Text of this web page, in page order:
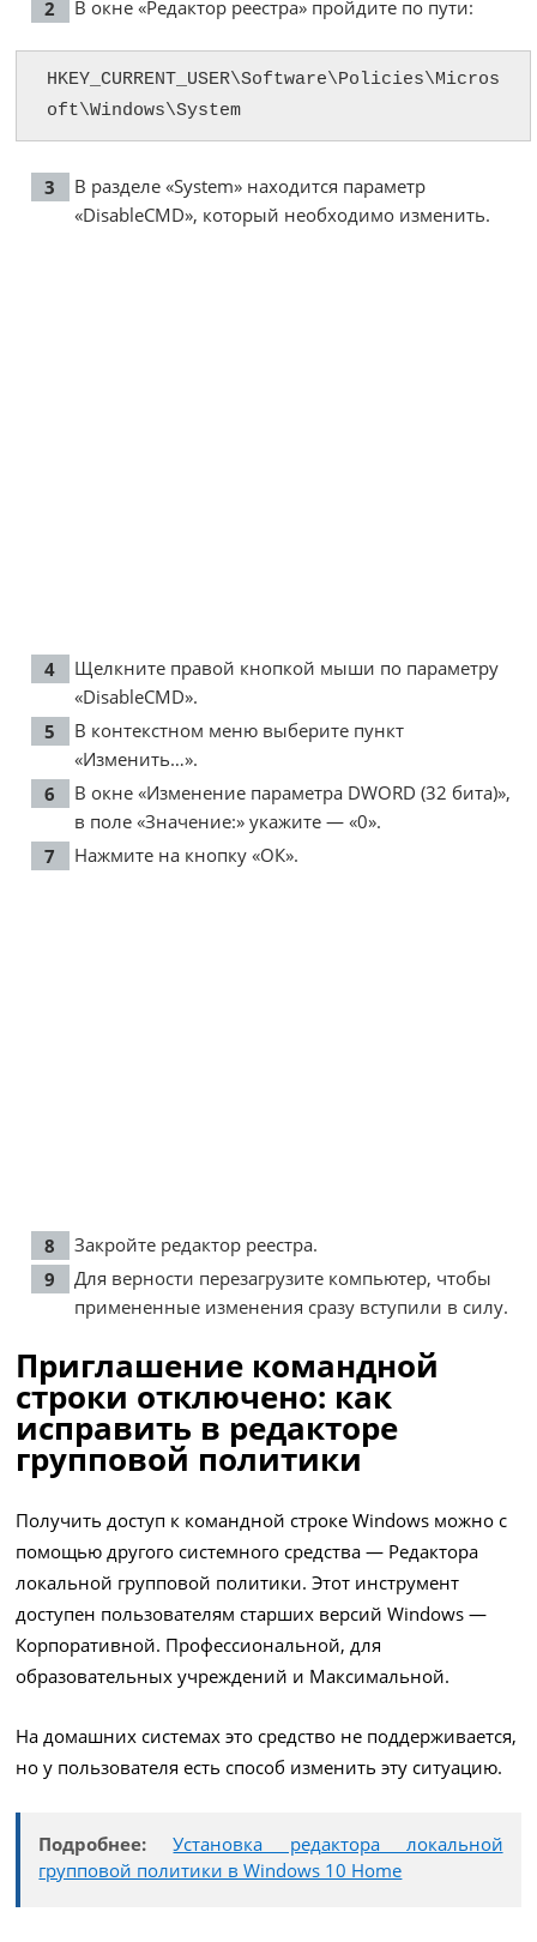
В окне «Редактор реестра» пройдите по пути:
HKEY_CURRENT_USER\Software\Policies\Micros
oft\Windows\System
В разделе «System» находится параметр
«DisableCMD», который необходимо изменить.
Щелкните правой кнопкой мыши по параметру
«DisableCMD».
В контекстном меню выберите пункт
«Изменить…».
В окне «Изменение параметра DWORD (32 бита)»,
в поле «Значение:» укажите — «0».
Нажмите на кнопку «ОК».
Закройте редактор реестра.
Для верности перезагрузите компьютер, чтобы
примененные изменения сразу вступили в силу.
Приглашение командной
строки отключено: как
исправить в редакторе
групповой политики
Получить доступ к командной строке Windows можно с
помощью другого системного средства — Редактора
локальной групповой политики. Этот инструмент
доступен пользователям старших версий Windows —
Корпоративной. Профессиональной, для
образовательных учреждений и Максимальной.
На домашних системах это средство не поддерживается,
но у пользователя есть способ изменить эту ситуацию.
Подробнее:
Установка редактора локальной
групповой политики в Windows 10 Home